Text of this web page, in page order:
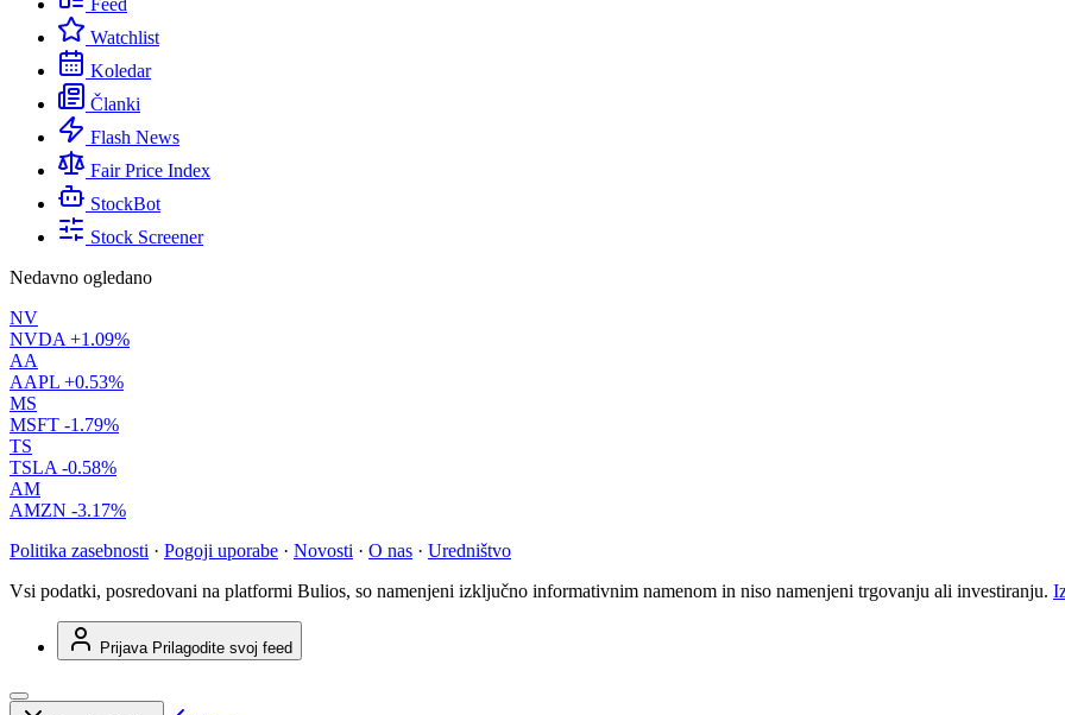
Feed
Watchlist
Koledar
Članki
Flash News
Fair Price Index
StockBot
Stock Screener
Nedavno ogledano
NV
NVDA +1.09%
AA
AAPL +0.53%
MS
MSFT -1.79%
TS
TSLA -0.58%
AM
AMZN -3.17%
Politika zasebnosti · Pogoji uporabe · Novosti · O nas · Uredništvo
Vsi podatki, posredovani na platformi Bulios, so namenjeni izključno informativnim namenom in niso namenjeni trgovanju ali investiranju.
Prijava Prilagodite svoj feed